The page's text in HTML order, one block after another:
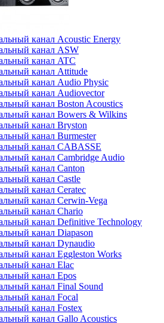
канал Acoustic Energy
канал ASW
канал ATC
канал Attitude
канал Audio Physic
канал Audiovector
канал Boston Acoustics
канал Bowers & Wilkins
канал Bryston
канал Burmester
канал CABASSE
канал Cambridge Audio
канал Canton
канал Castle
канал Ceratec
канал Cerwin-Vega
канал Chario
канал Definitive Technology
канал Diapason
канал Dynaudio
канал Eggleston Works
канал Elac
канал Epos
канал Final Sound
канал Focal
канал Fostex
канал Gallo Acoustics